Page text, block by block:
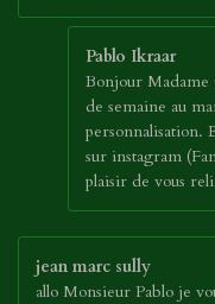
Pablo Ikraar
Bonjour Madame
de semaine au
personnalisation.
sur instagram
plaisir de vous
jean marc sully
allo Monsieur Pablo je